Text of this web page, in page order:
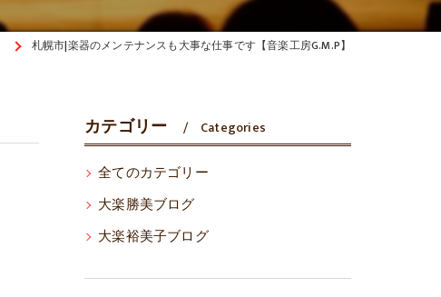
札幌市|楽器のメンテナンスも大事な仕事です【音楽工房G.M.P】
カテゴリー Categories
全てのカテゴリー
大楽勝美ブログ
大楽裕美子ブログ